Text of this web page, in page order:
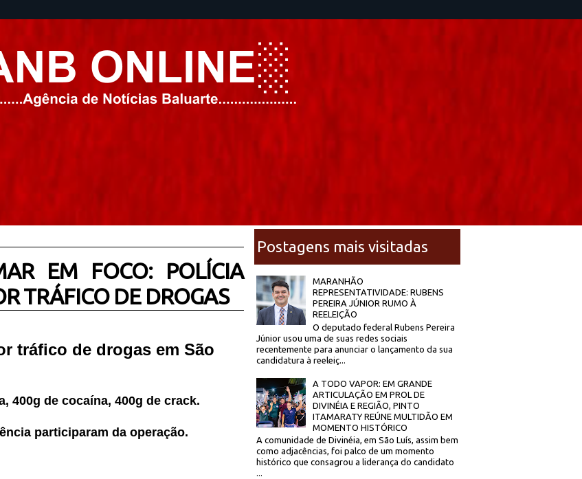
EM FOCO: POLÍCIA
TRÁFICO DE DROGAS
tráfico de drogas em São
400g de cocaína, 400g de crack.
participaram da operação.
Postagens mais visitadas
MARANHÃO
REPRESENTATIVIDADE: RUBENS
PEREIRA JÚNIOR RUMO À
REELEIÇÃO
O deputado federal Rubens Pereira
Júnior usou uma de suas redes sociais
recentemente para anunciar o lançamento da sua
candidatura à reeleiç...
A TODO VAPOR: EM GRANDE
ARTICULAÇÃO EM PROL DE
DIVINÉIA E REGIÃO, PINTO
ITAMARATY REÚNE MULTIDÃO EM
MOMENTO HISTÓRICO
A comunidade de Divinéia, em São Luís, assim bem
como adjacências, foi palco de um momento
histórico que consagrou a liderança do candidato
...